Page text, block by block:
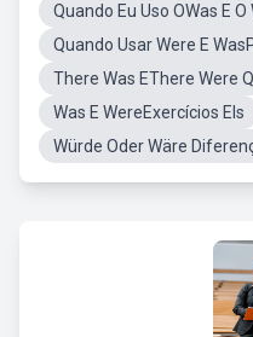
Quando Eu Uso OWas E O
Quando Usar Were E
There Was EThere Were
Was E WereExercícios Els
Würde Oder Wäre